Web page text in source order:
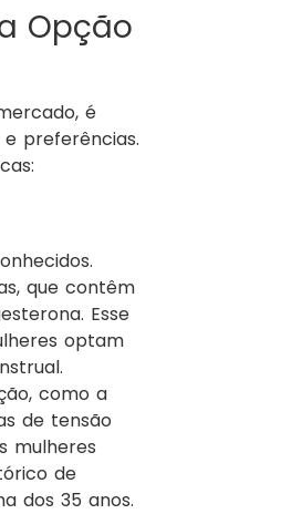
Opção
é
preferências.
que contêm
Esse
optam
como a
de tensão
mulheres
de
dos 35 anos.